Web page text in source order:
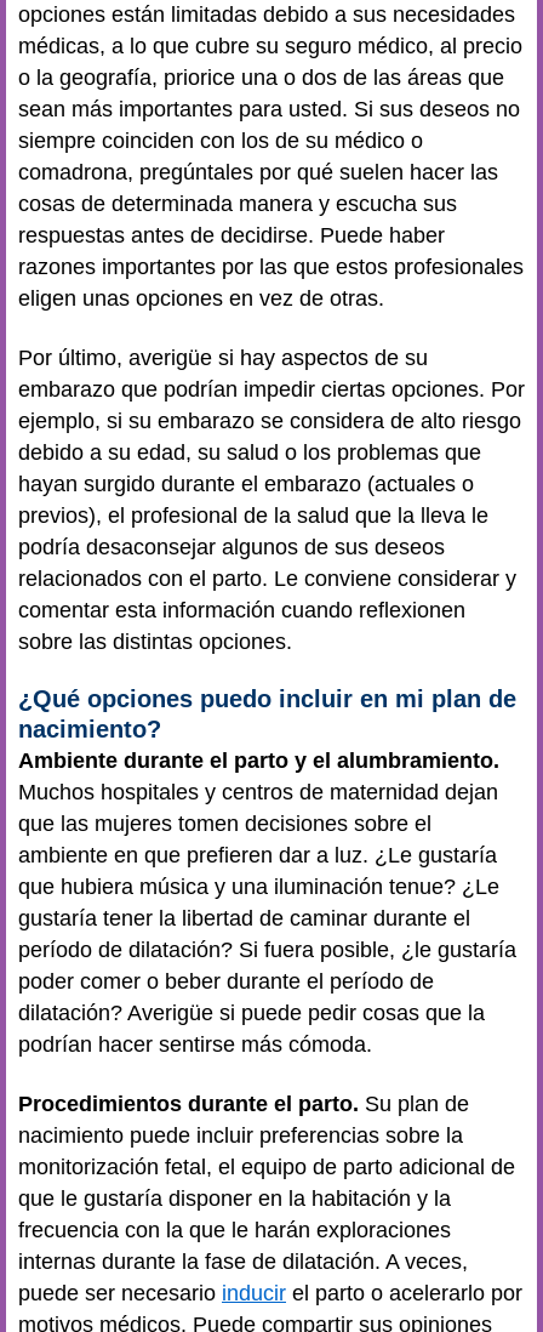
opciones están limitadas debido a sus necesidades
médicas, a lo que cubre su seguro médico, al precio
o la geografía, priorice una o dos de las áreas que
sean más importantes para usted. Si sus deseos no
siempre coinciden con los de su médico o
comadrona, pregúntales por qué suelen hacer las
cosas de determinada manera y escucha sus
respuestas antes de decidirse. Puede haber
razones importantes por las que estos profesionales
eligen unas opciones en vez de otras.
Por último, averigüe si hay aspectos de su
embarazo que podrían impedir ciertas opciones. Por
ejemplo, si su embarazo se considera de alto riesgo
debido a su edad, su salud o los problemas que
hayan surgido durante el embarazo (actuales o
previos), el profesional de la salud que la lleva le
podría desaconsejar algunos de sus deseos
relacionados con el parto. Le conviene considerar y
comentar esta información cuando reflexionen
sobre las distintas opciones.
¿Qué opciones puedo incluir en mi plan de
nacimiento?
Ambiente durante el parto y el alumbramiento.
Muchos hospitales y centros de maternidad dejan
que las mujeres tomen decisiones sobre el
ambiente en que prefieren dar a luz. ¿Le gustaría
que hubiera música y una iluminación tenue? ¿Le
gustaría tener la libertad de caminar durante el
período de dilatación? Si fuera posible, ¿le gustaría
poder comer o beber durante el período de
dilatación? Averigüe si puede pedir cosas que la
podrían hacer sentirse más cómoda.
Procedimientos durante el parto. Su plan de
nacimiento puede incluir preferencias sobre la
monitorización fetal, el equipo de parto adicional de
que le gustaría disponer en la habitación y la
frecuencia con la que le harán exploraciones
internas durante la fase de dilatación. A veces,
puede ser necesario inducir el parto o acelerarlo por
motivos médicos. Puede compartir sus opiniones